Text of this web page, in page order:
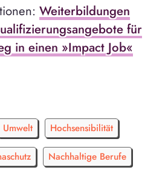
Weiterbildungen
für
in einen »Impact Job«
Umwelt Hochsensibilität
Nachhaltige Berufe